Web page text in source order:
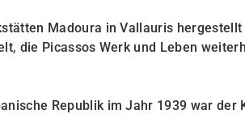
Madoura in Vallauris
die Picassos Werk und Leben
Republik im Jahr 1939 war der